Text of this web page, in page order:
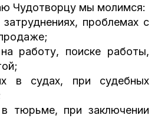
Чудотворцу мы молимся:
проблемах с
работу, поиске работы,
в судах, при судебных
тюрьме, при заключении